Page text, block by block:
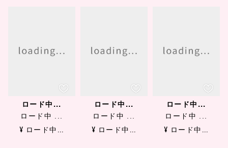
ロード中...
ロード中 ...
¥ ロード中...
ロード中...
ロード中 ...
¥ ロード中...
ロード中...
ロード中 ...
¥ ロード中...